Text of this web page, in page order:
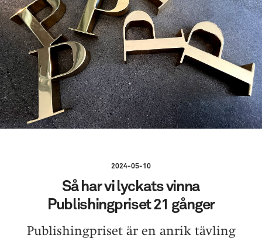
2024-05-10
Så har vi lyckats vinna
Publishingpriset 21 gånger
Publishingpriset är en anrik tävling